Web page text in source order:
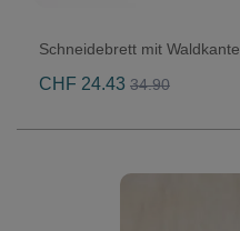
Schneidebrett mit Waldkante
CHF 24.43 34.90